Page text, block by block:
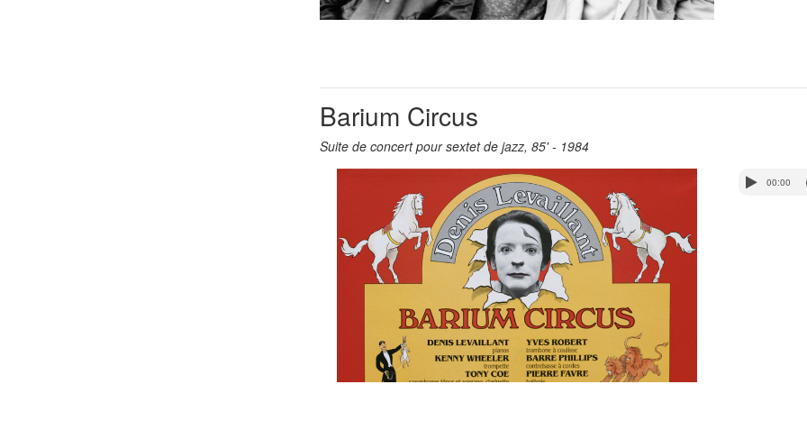
Barium Circus
Suite de concert pour sextet de jazz, 85' - 1984
00:00